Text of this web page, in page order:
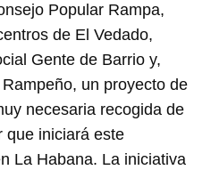
Popular Rampa,
de El Vedado,
Gente de Barrio y,
un proyecto de
necesaria recogida de
que iniciará este
La Habana. La iniciativa